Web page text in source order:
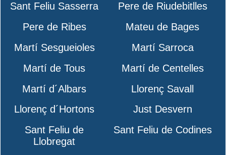
Sant Feliu Sasserra
Pere de Riudebitlles
Pere de Ribes
Mateu de Bages
Martí Sesgueioles
Martí Sarroca
Martí de Tous
Martí de Centelles
Martí d´Albars
Llorenç Savall
Llorenç d´Hortons
Just Desvern
Sant Feliu de
Llobregat
Sant Feliu de Codines